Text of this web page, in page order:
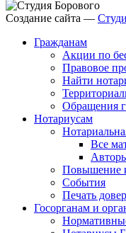
Создание сайта —
Гражданам
Акции по
Правовое
Найти
Обращения
Нотариусам
Все
Повышение
События
Печать
Госорганам и